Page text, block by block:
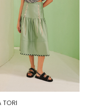
TORI